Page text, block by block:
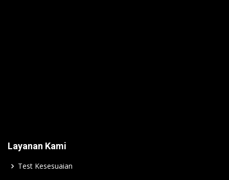
Layanan Kami
Test Kesesuaian